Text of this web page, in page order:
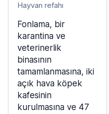
Hayvan refahı
Fonlama, bir
karantina ve
veterinerlik
binasının
tamamlanmasına, iki
açık hava köpek
kafesinin
kurulmasına ve 47